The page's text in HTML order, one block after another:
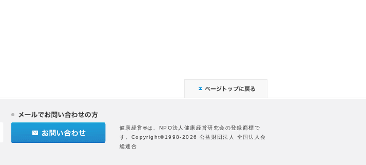
健康経営®は、NPO法人健康経営研究会の登録商標で
す。Copyright©1998-2026 公益財団法人 全国法人会
総連合